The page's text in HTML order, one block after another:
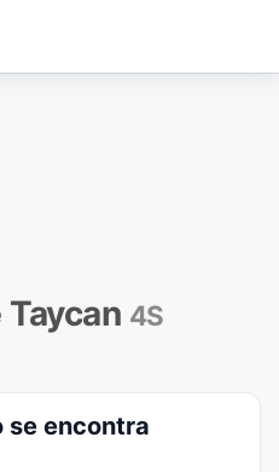
Taycan 4S
se encontra